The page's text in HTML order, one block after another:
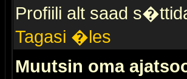
Profiili alt saad
Tagasi �les
Muutsin oma